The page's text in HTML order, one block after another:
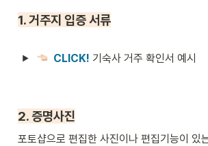
1. 거주지 입증 서류
CLICK! 기숙사 거주 확인서 예시
2. 증명사진
포토샵으로 편집한 사진이나 편집기능이 있